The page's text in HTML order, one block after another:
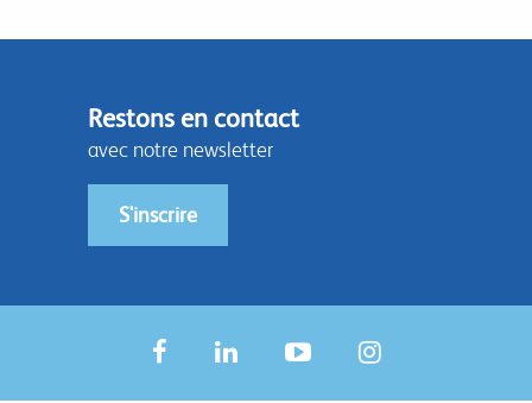
Restons en contact
avec notre newsletter
S'inscrire